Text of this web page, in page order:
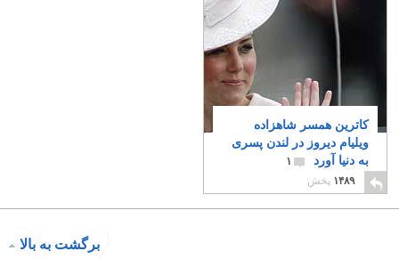
کاترین همسر شاهزاده
ویلیام دیروز در لندن پسری
به دنیا آورد
۱
۱۴۸۹ پخش
برگشت به بالا